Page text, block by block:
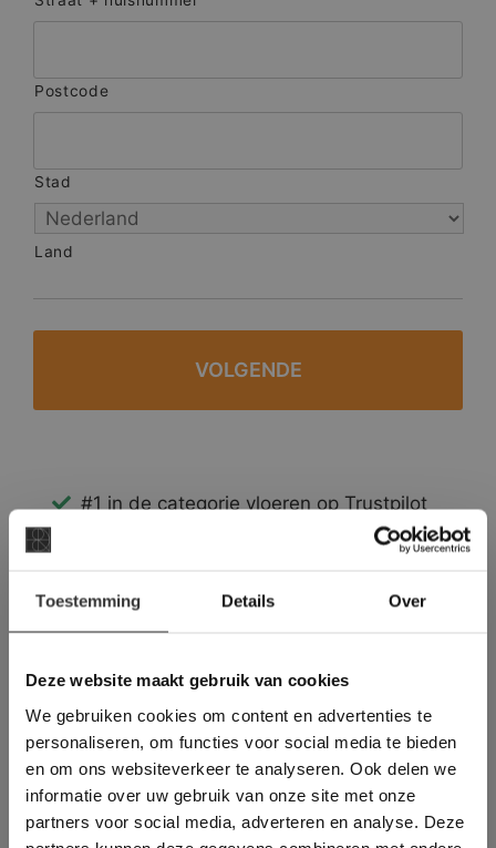
Toestemming Details Over
Deze website maakt gebruik van cookies
We gebruiken cookies om content en advertenties te
personaliseren, om functies voor social media te bieden
en om ons websiteverkeer te analyseren. Ook delen we
informatie over uw gebruik van onze site met onze
partners voor social media, adverteren en analyse. Deze
Postcode
Stad
Land
#1 in de categorie vloeren op Trustpilot
Binnen 24 uur een passende offerte
Meer dan 500 m2 showroom
Deze website maakt
gebruik van cookies.
This Cookie Banner was deleted and is no
longer working. Please contact the website
administrator.
Deze website gebruikt cookies om de
gebruikerservaring te verbeteren. Door
gebruik te maken van onze website geeft u
toestemming voor alle cookies in
overeenstemming met ons cookiebeleid.Lees
verder